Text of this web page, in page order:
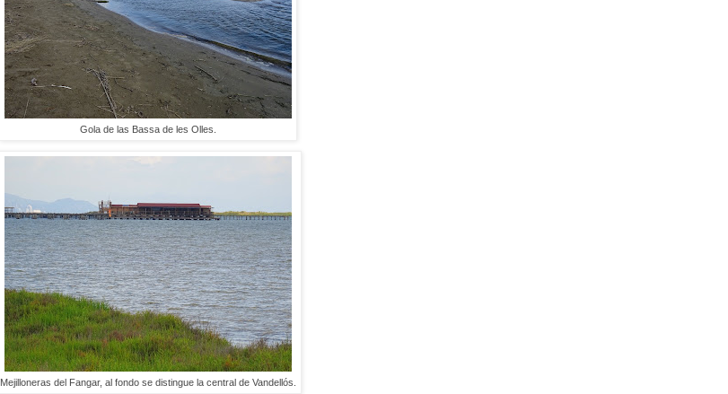
Gola de las Bassa de les Olles.
Mejilloneras del Fangar, al fondo se distingue la central de Vandellós.